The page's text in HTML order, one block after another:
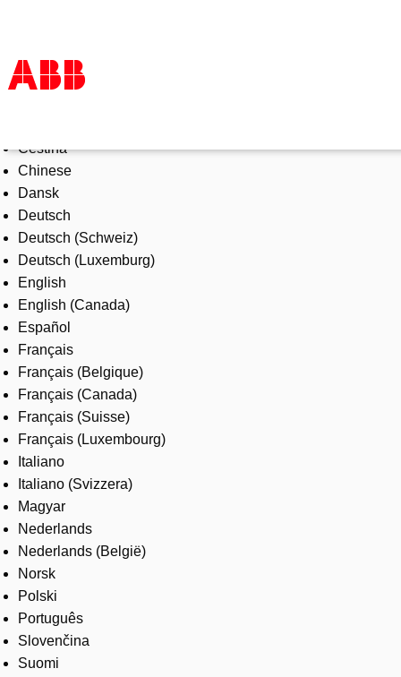
Products & Solutions
Industries
Services
About us
Where to buy
Contact us
Careers
Čeština
Chinese
Dansk
Deutsch
Deutsch (Schweiz)
Deutsch (Luxemburg)
English
English (Canada)
Español
Français
Français (Belgique)
Français (Canada)
Français (Suisse)
Français (Luxembourg)
Italiano
Italiano (Svizzera)
Magyar
Nederlands
Nederlands (België)
Norsk
Polski
Português
Slovenčina
Suomi